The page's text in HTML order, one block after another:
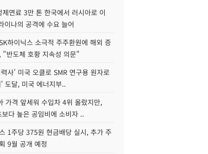
연료 3만 톤 한국에서 러시아로 이
이나의 공격에 수요 늘어
하이닉스 소극적 주주환원에 해외 증
"반도체 호황 지속성 의문"
사' 미국 오클로 SMR 연구용 원자로
도달, 미국 에너지부..
가격 앞세워 수입차 4위 올랐지만,
보다 높은 공임비에 소비자 ..
1주당 375원 현금배당 실시, 추가 주
9월 공개 예정